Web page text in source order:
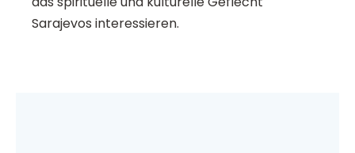
Sarajevos interessieren.